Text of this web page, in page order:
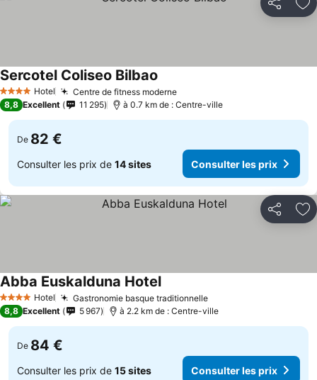
Partager
4 Étoiles Hotel Centre de fitness moderneConsulter les prix
Sercotel Coliseo Bilbao
8,8 Excellent 11 295 à 0.7 km de : Centre-ville
De 82 €
Consulter les prix de 14 sites Consulter les prix
Partager
4 Étoiles Hotel Gastronomie basque traditionnelleConsulter les prix
Abba Euskalduna HotelConsulter les prix
8,8 Excellent 5 967 à 2.2 km de : Centre-ville
De 84 €
Consulter les prix de 15 sites Consulter les prix